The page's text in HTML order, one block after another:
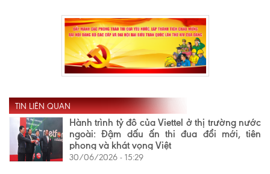
TIN LIÊN QUAN
Hành trình tỷ đô của Viettel ở thị trường nước
ngoài: Đậm dấu ấn thi đua đổi mới, tiên
phong và khát vọng Việt
30/06/2026 - 15:29